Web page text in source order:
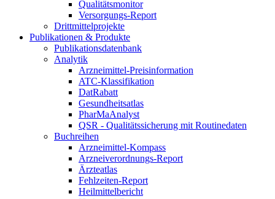
Qualitätsmonitor
Versorgungs-Report
Drittmittelprojekte
Publikationen & Produkte
Publikationsdatenbank
Analytik
Arzneimittel-Preisinformation
ATC-Klassifikation
DatRabatt
Gesundheitsatlas
PharMaAnalyst
QSR - Qualitätssicherung mit Routinedaten
Buchreihen
Arzneimittel-Kompass
Arzneiverordnungs-Report
Ärzteatlas
Fehlzeiten-Report
Heilmittelbericht